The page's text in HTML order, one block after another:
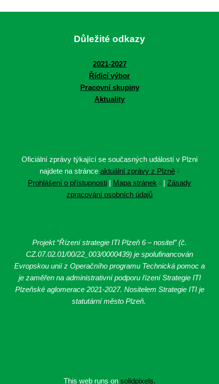
Důležité odkazy
2021-2027
Řídicí výbor
Pracovní skupiny
Aktuality
Oficiální zprávy týkající se současných událostí v Plzni
najdete na stránce aktuální zprávy z Plzně
Prohlášení o přístupnosti| Mapa stránek |Zásady
zpracování osobních údajů
Projekt “Řízení strategie ITI Plzeň 6 – nositel” (č.
CZ.07.02.01/00/22_003/0000439) je spolufinancován
Evropskou unií z Operačního programu Technická pomoc a
je zaměřen na administrativní podporu řízení Strategie ITI
Plzeňské aglomerace 2021-2027. Nositelem Strategie ITI je
statutární město Plzeň.
This web runs on solidpixels.